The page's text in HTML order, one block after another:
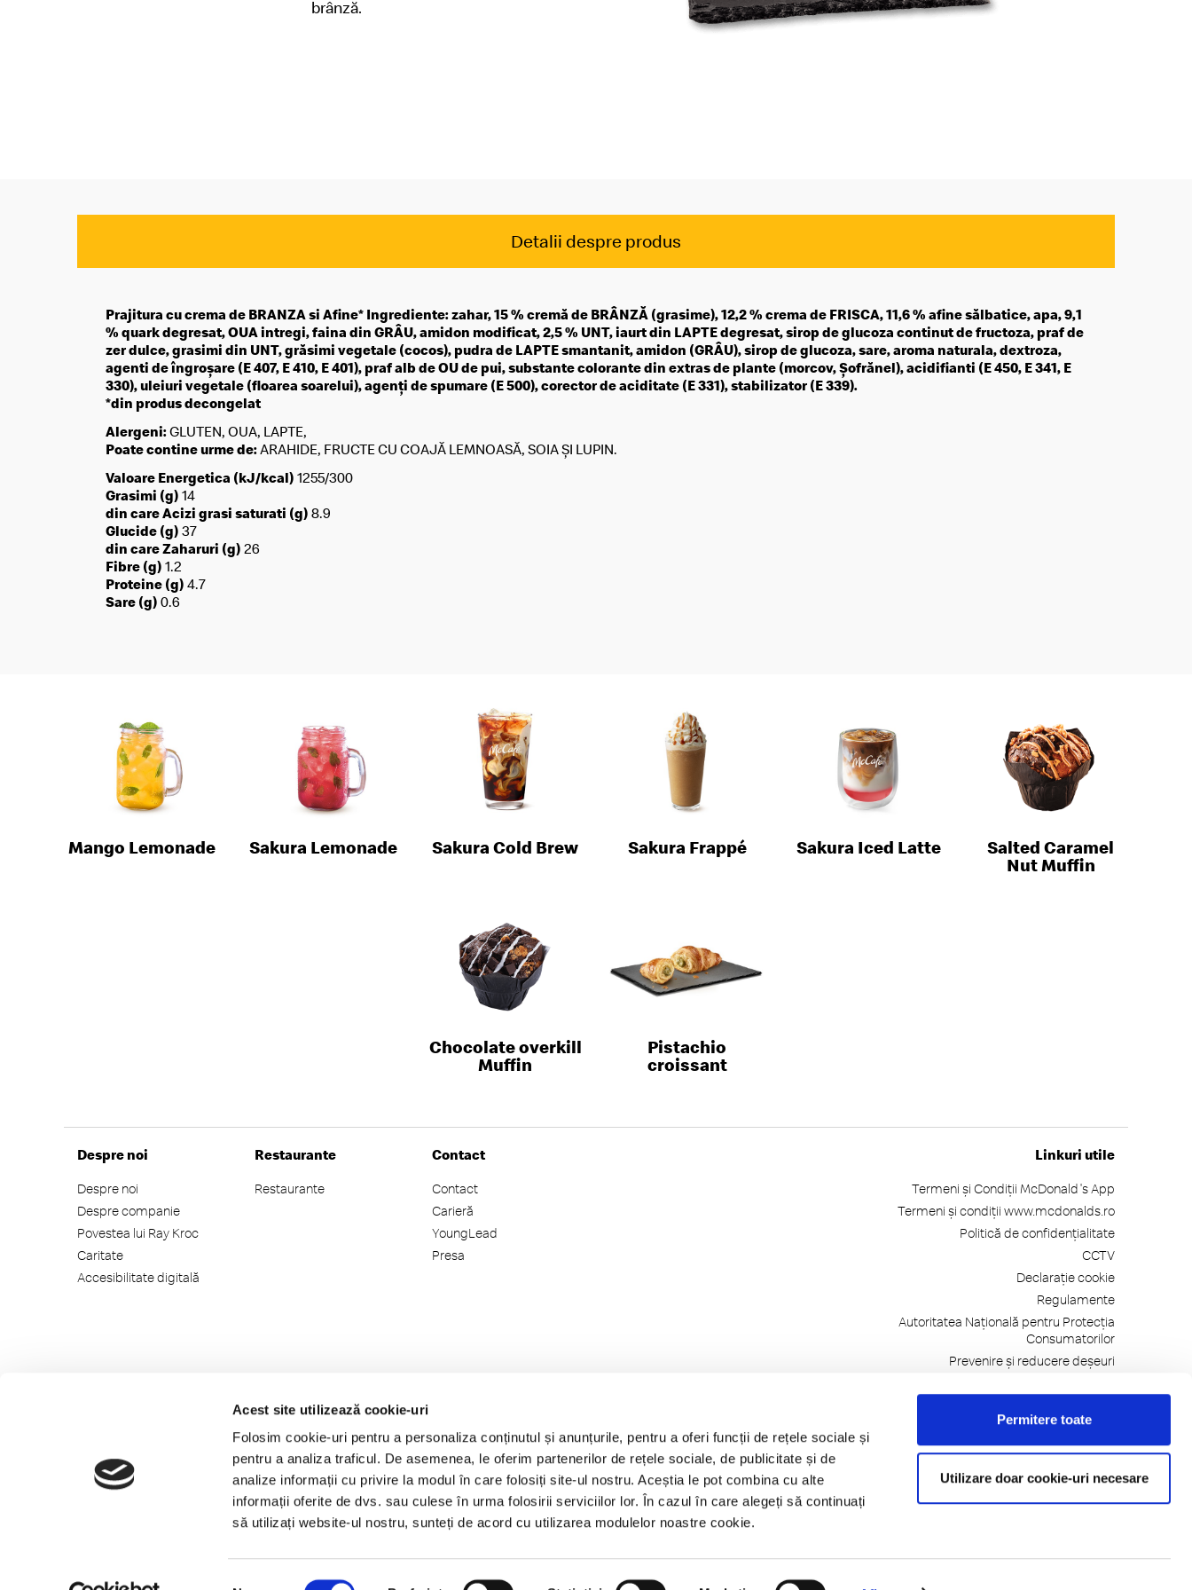
Acest site utilizează cookie-uri
Folosim cookie-uri pentru a personaliza conținutul și anunțurile, pentru a oferi funcții de rețele sociale și
pentru a analiza traficul. De asemenea, le oferim partenerilor de rețele sociale, de publicitate și de
analize informații cu privire la modul în care folosiți site-ul nostru. Aceștia le pot combina cu alte
informații oferite de dvs. sau culese în urma folosirii serviciilor lor. În cazul în care alegeți să continuați
să utilizați website-ul nostru, sunteți de acord cu utilizarea modulelor noastre cookie.
Permitere toate
Utilizare doar cookie-uri necesare
brânză.
Detalii despre produs
Prajitura cu crema de BRANZA si Afine* Ingrediente: zahar, 15 % cremă de BRÂNZĂ (grasime), 12,2 % crema de FRISCA, 11,6 % afine sălbatice, apa, 9,1
% quark degresat, OUA intregi, faina din GRÂU, amidon modificat, 2,5 % UNT, iaurt din LAPTE degresat, sirop de glucoza continut de fructoza, praf de
zer dulce, grasimi din UNT, grăsimi vegetale (cocos), pudra de LAPTE smantanit, amidon (GRÂU), sirop de glucoza, sare, aroma naturala, dextroza,
agenti de îngroșare (E 407, E 410, E 401), praf alb de OU de pui, substante colorante din extras de plante (morcov, Șofrănel), acidifianti (E 450, E 341, E
330), uleiuri vegetale (floarea soarelui), agenți de spumare (E 500), corector de aciditate (E 331), stabilizator (E 339).
*din produs decongelat
Alergeni:GLUTEN, OUA, LAPTE,
Poate contine urme de:ARAHIDE, FRUCTE CU COAJĂ LEMNOASĂ, SOIA ȘI LUPIN.
Valoare Energetica (kJ/kcal) 1255/300
Grasimi (g) 14
din care Acizi grasi saturati (g) 8.9
Glucide (g) 37
din care Zaharuri (g) 26
Fibre (g) 1.2
Proteine (g) 4.7
Sare (g) 0.6
Mango Lemonade Sakura Lemonade Sakura Cold Brew Sakura Frappé Sakura Iced Latte
Salted Caramel
Nut Muffin
Chocolate overkill
Muffin
Pistachio
croissant
Despre noi
Despre noi
Despre companie
Povestea lui Ray Kroc
Caritate
Accesibilitate digitală
Restaurante
Restaurante
Contact
Contact
Carieră
YoungLead
Presa
Linkuri utile
Termeni și Condiții McDonald's App
Termeni și condiții www.mcdonalds.ro
Politică de confidențialitate
CCTV
Declarație cookie
Regulamente
Autoritatea Națională pentru Protecția
Consumatorilor
Prevenire și reducere deșeuri
Telefonul Consumatorilor: 021-9551